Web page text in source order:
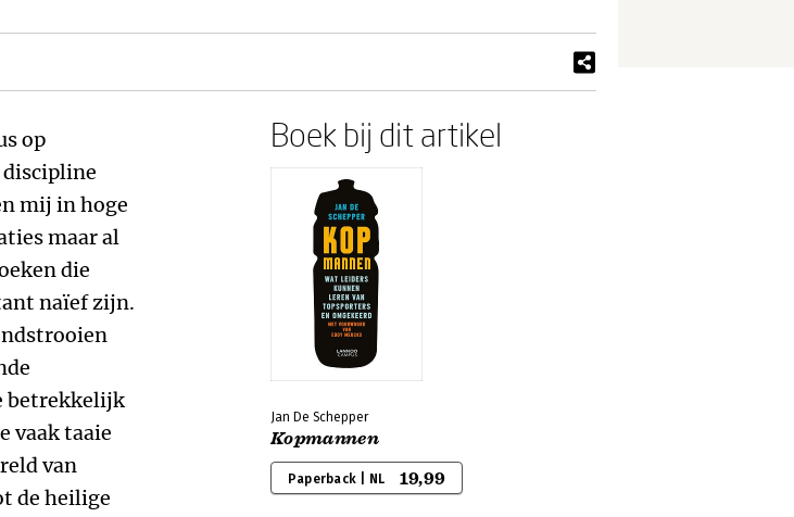
op
mij in hoge
maar al
die
naïef zijn.
betrekkelijk
vaak taaie
van
de heilige
Boek bij dit artikel
Jan De Schepper
Kopmannen
Paperback | NL 19,99